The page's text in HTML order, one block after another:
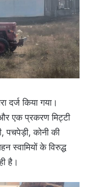
दर्ज किया गया।
एक प्रकरण मिट्टी
पचपेड़ी, कोनी की
स्वामियों के विरुद्ध
है।